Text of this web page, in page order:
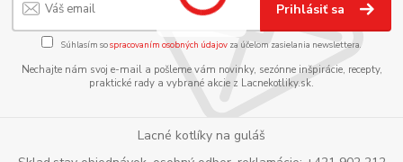
Prihlásiť sa
Súhlasím sospracovaním osobných údajov za účelom zasielania newslettera.
Nechajte nám svoj e-mail a pošleme vám novinky, sezónne inšpirácie, recepty,
praktické rady a vybrané akcie z Lacnekotliky.sk.
Lacné kotlíky na guláš